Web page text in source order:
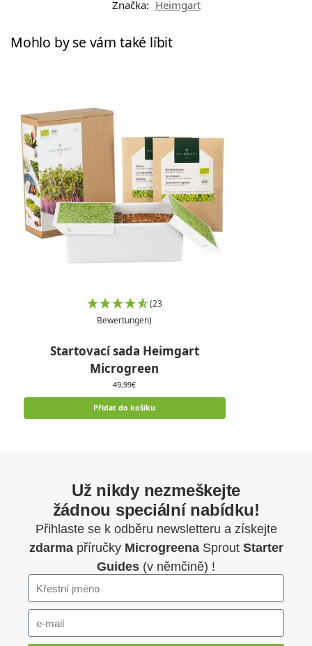
Značka: Heimgart
Mohlo by se vám také líbit
(23
Bewertungen)
Startovací sada Heimgart
Microgreen
49,99€
Přidat do košíku
Už nikdy nezmeškejte
žádnou speciální nabídku!
Přihlaste se k odběru newsletteru a získejte
zdarmapříručky MicrogreenaSprout Starter
Guides (v němčině) !